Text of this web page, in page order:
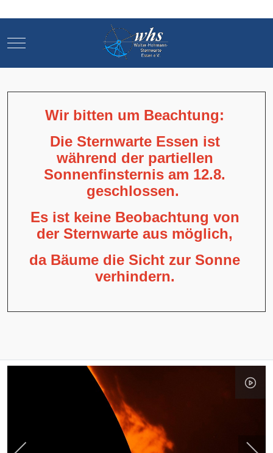
Mobile Menu Toggle
Wir bitten um Beachtung:
Die Sternwarte Essen ist
während der partiellen
Sonnenfinsternis am 12.8.
geschlossen.
Es ist keine Beobachtung von
der Sternwarte aus möglich,
da Bäume die Sicht zur Sonne
verhindern.